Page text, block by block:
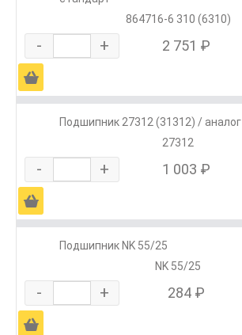
864716-6 310 (6310)
- + 2 751 ₽
Ä
Подшипник 27312 (31312) / аналог
27312
- + 1 003 ₽
Ä
Подшипник NK 55/25
NK 55/25
- + 284 ₽
Ä